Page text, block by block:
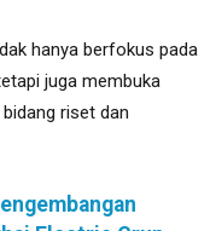
hanya berfokus pada
juga membuka
riset dan